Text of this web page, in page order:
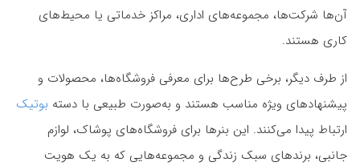
آن‌ها شرکت‌ها، مجموعه‌های اداری، مراکز خدماتی یا محیط‌های
کاری هستند.
از طرف دیگر، برخی طرح‌ها برای معرفی فروشگاه‌ها، محصولات و
پیشنهادهای ویژه مناسب هستند و به‌صورت طبیعی با دسته بوتیک
ارتباط پیدا می‌کنند. این بنرها برای فروشگاه‌های پوشاک، لوازم
جانبی، برندهای سبک زندگی و مجموعه‌هایی که به یک هویت